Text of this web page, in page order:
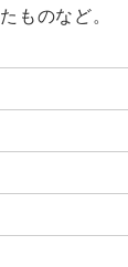
ものなど。